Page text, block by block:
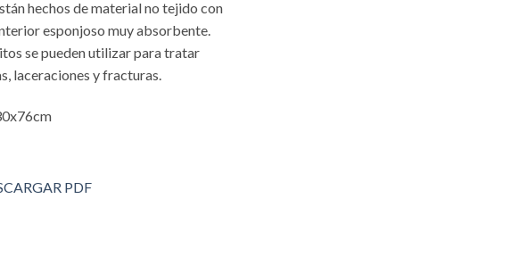
hechos de material no tejido con
esponjoso muy absorbente.
se pueden utilizar para tratar
laceraciones y fracturas.
PDF